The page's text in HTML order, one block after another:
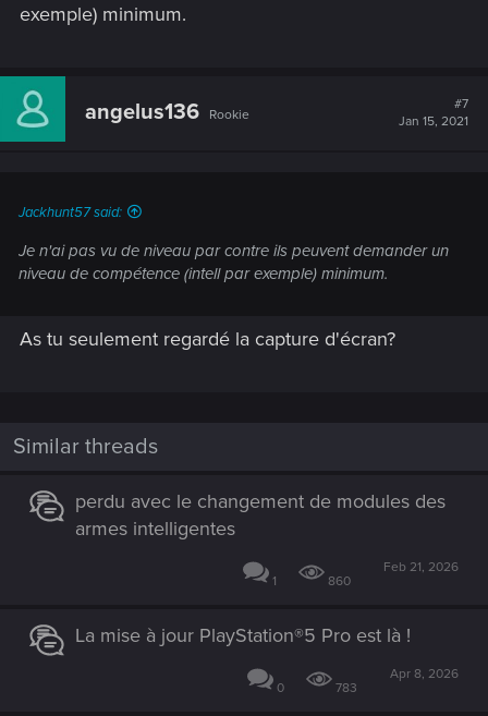
exemple) minimum.
angelus136 Rookie
#7
Jan 15, 2021
Jackhunt57 said:
Je n'ai pas vu de niveau par contre ils peuvent demander un
niveau de compétence (intell par exemple) minimum.
As tu seulement regardé la capture d'écran?
Similar threads
perdu avec le changement de modules des
armes intelligentes
1 860
Feb 21, 2026
La mise à jour PlayStation®5 Pro est là !
0 783
Apr 8, 2026